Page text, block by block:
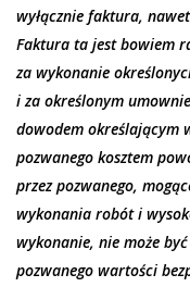
wyłącznie faktura,
Faktura ta jest bowiem
za wykonanie
i za określonym
dowodem określającym
pozwanego kosztem
przez pozwanego,
wykonania robót i
wykonanie, nie może
pozwanego wartości